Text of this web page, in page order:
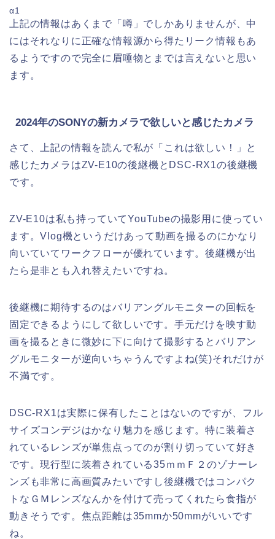
α1
上記の情報はあくまで「噂」でしかありませんが、中
にはそれなりに正確な情報源から得たリーク情報もあ
るようですので完全に眉唾物とまでは言えないと思い
ます。
2024年のSONYの新カメラで欲しいと感じたカメラ
さて、上記の情報を読んで私が「これは欲しい！」と
感じたカメラはZV-E10の後継機とDSC-RX1の後継機
です。
ZV-E10は私も持っていてYouTubeの撮影用に使ってい
ます。Vlog機というだけあって動画を撮るのにかなり
向いていてワークフローが優れています。後継機が出
たら是非とも入れ替えたいですね。
後継機に期待するのはバリアングルモニターの回転を
固定できるようにして欲しいです。手元だけを映す動
画を撮るときに微妙に下に向けて撮影するとバリアン
グルモニターが逆向いちゃうんですよね(笑)それだけが
不満です。
DSC-RX1は実際に保有したことはないのですが、フル
サイズコンデジはかなり魅力を感じます。特に装着さ
れているレンズが単焦点ってのが割り切っていて好き
です。現行型に装着されている35ｍｍＦ２のゾナーレ
ンズも非常に高画質みたいですし後継機ではコンパク
トなＧＭレンズなんかを付けて売ってくれたら食指が
動きそうです。焦点距離は35mmか50mmがいいです
ね。